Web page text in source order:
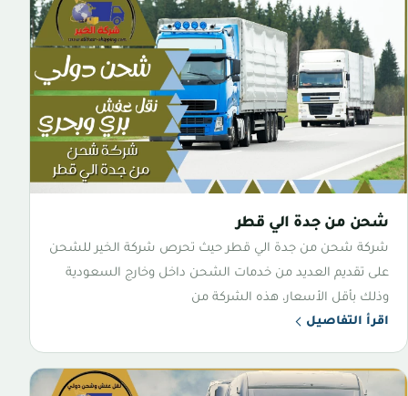
شحن من جدة الي قطر
شركة شحن من جدة الي قطر حيث تحرص شركة الخير للشحن
على تقديم العديد من خدمات الشحن داخل وخارج السعودية
وذلك بأقل الأسعار، هذه الشركة من
اقرأ التفاصيل